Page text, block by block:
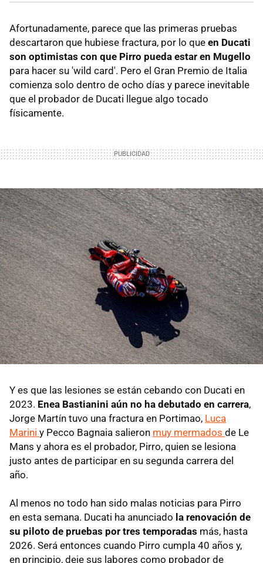
Afortunadamente, parece que las primeras pruebas
descartaron que hubiese fractura, por lo que en Ducati
son optimistas con que Pirro pueda estar en Mugello
para hacer su 'wild card'. Pero el Gran Premio de Italia
comienza solo dentro de ocho días y parece inevitable
que el probador de Ducati llegue algo tocado
físicamente.
Y es que las lesiones se están cebando con Ducati en
2023. Enea Bastianini aún no ha debutado en carrera,
Jorge Martín tuvo una fractura en Portimao, Luca
Marini y Pecco Bagnaia salieron muy mermados de Le
Mans y ahora es el probador, Pirro, quien se lesiona
justo antes de participar en su segunda carrera del
año.
Al menos no todo han sido malas noticias para Pirro
en esta semana. Ducati ha anunciado la renovación de
su piloto de pruebas por tres temporadas más, hasta
2026. Será entonces cuando Pirro cumpla 40 años y,
en principio, deje sus labores como probador de